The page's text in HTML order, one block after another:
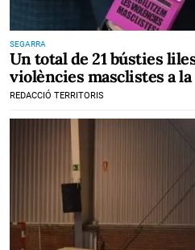
SEGARRA
Un total de 21 bústies
violències masclistes a la
REDACCIÓ TERRITORIS